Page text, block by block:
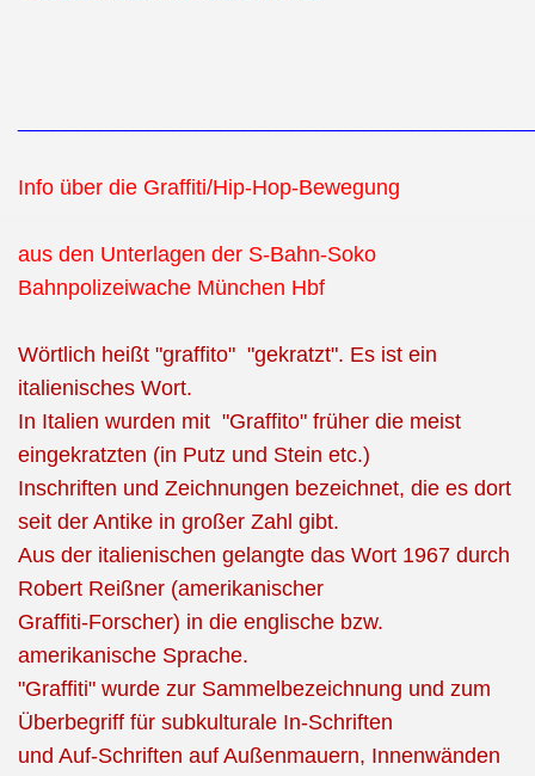
Info über die Graffiti/Hip-Hop-Bewegung
aus den Unterlagen der S-Bahn-Soko
Bahnpolizeiwache München Hbf
Wörtlich heißt "graffito" "gekratzt". Es ist ein
italienisches Wort.
In Italien wurden mit "Graffito" früher die meist
eingekratzten (in Putz und Stein etc.)
Inschriften und Zeichnungen bezeichnet, die es dort
seit der Antike in großer Zahl gibt.
Aus der italienischen gelangte das Wort 1967 durch
Robert Reißner (amerikanischer
Graffiti-Forscher) in die englische bzw.
amerikanische Sprache.
"Graffiti" wurde zur Sammelbezeichnung und zum
Überbegriff für subkulturale In-Schriften
und Auf-Schriften auf Außenmauern, Innenwänden